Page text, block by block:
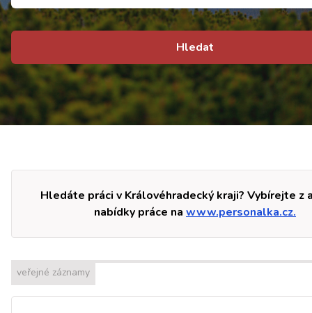
Hledat
Hledáte práci v Královéhradecký kraji? Vybírejte z
nabídky práce na www.personalka.cz.
veřejné záznamy